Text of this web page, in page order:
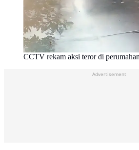
CCTV rekam aksi teror di
Advertisement